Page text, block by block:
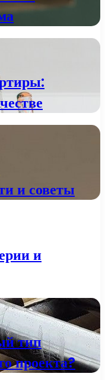
и советы
и
тип
проекта?